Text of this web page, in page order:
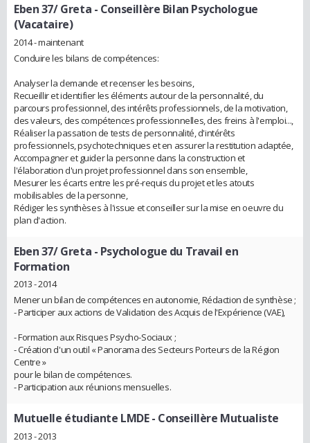
Eben 37/ Greta - Conseillère Bilan Psychologue
(Vacataire)
2014 - maintenant
Conduire les bilans de compétences:
Analyser la demande et recenser les besoins,
Recueillir et identifier les éléments autour de la personnalité, du
parcours professionnel, des intérêts professionnels, de la motivation,
des valeurs, des compétences professionnelles, des freins à l'emploi...,
Réaliser la passation de tests de personnalité, d'intérêts
professionnels, psychotechniques et en assurer la restitution adaptée,
Accompagner et guider la personne dans la construction et
l'élaboration d'un projet professionnel dans son ensemble,
Mesurer les écarts entre les pré-requis du projet et les atouts
mobilisables de la personne,
Rédiger les synthèses à l'issue et conseiller sur la mise en oeuvre du
plan d'action.
Eben 37/ Greta - Psychologue du Travail en
Formation
2013 - 2014
Mener un bilan de compétences en autonomie, Rédaction de synthèse ;
- Participer aux actions de Validation des Acquis de l'Expérience (VAE),
- Formation aux Risques Psycho-Sociaux ;
- Création d'un outil « Panorama des Secteurs Porteurs de la Région
Centre »
pour le bilan de compétences.
- Participation aux réunions mensuelles.
Mutuelle étudiante LMDE- Conseillère Mutualiste
2013 - 2013